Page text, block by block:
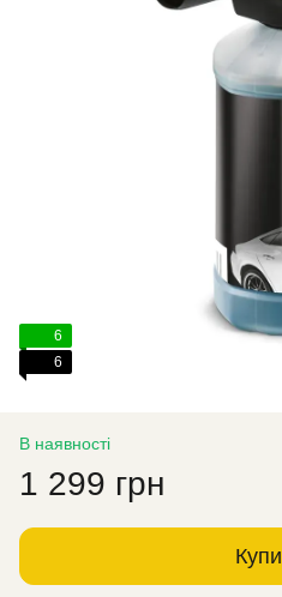
6
6
В наявності
1 299 грн